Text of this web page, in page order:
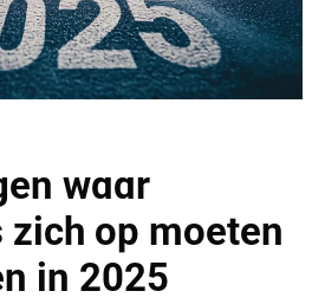
waar
zich op moeten
in 2025